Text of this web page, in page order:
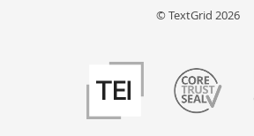
© TextGrid 2026